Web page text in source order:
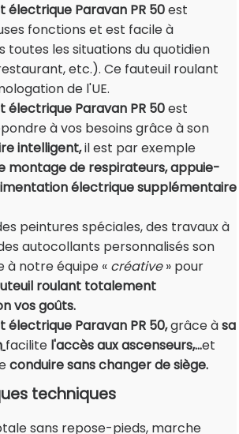
électrique Paravan PR 50est
fonctions et est facile à
toutes les situations du quotidien
etc.). Ce fauteuil roulant
de l'UE.
électrique Paravan PR 50est
à vos besoins grâce à son
intelligent,ilest par exemple
montage de respirateurs, appuie-
électrique supplémentaire
peintures spéciales, des travaux à
autocollants personnalisés son
à notre équipe « créative» pour
roulant totalement
vos goûts.
électrique Paravan PR 50,grâce àsa
facilite l'accès aux ascenseurs,...et
conduire sans changer de siège.
techniques
sans repose-pieds, marche